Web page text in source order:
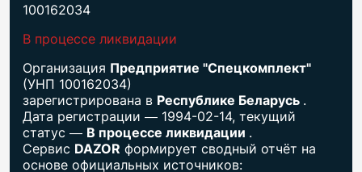
100162034
В процессе ликвидации
Организация Предприятие "Спецкомплект"
(УНП 100162034)
зарегистрирована в Республике Беларусь .
Дата регистрации — 1994-02-14, текущий
статус — В процессе ликвидации .
Сервис DAZOR формирует сводный отчёт на
основе официальных источников: